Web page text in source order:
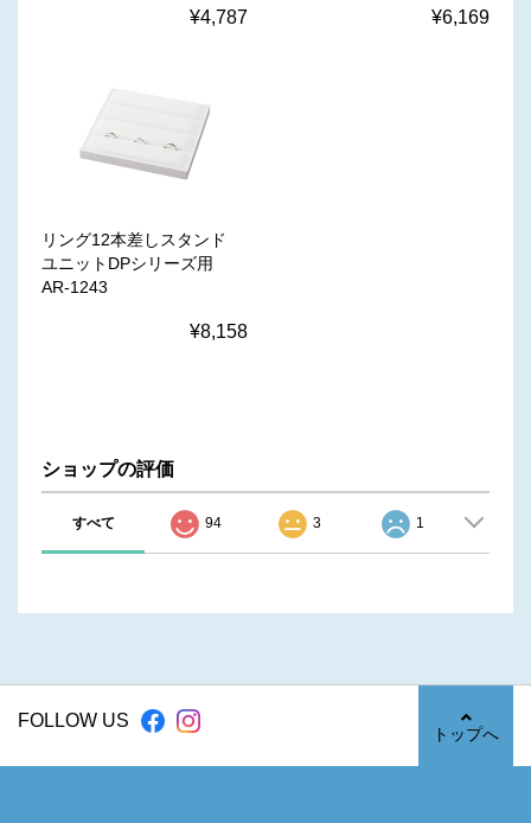
¥4,787 ¥6,169
リング12本差しスタンド
ユニットDPシリーズ用
AR-1243
¥8,158
ショップの評価
すべて 94 3 1
FOLLOW US
トップへ